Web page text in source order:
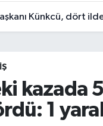
Künkcü, dört ilde esnaf
kazada
1
Haberleri